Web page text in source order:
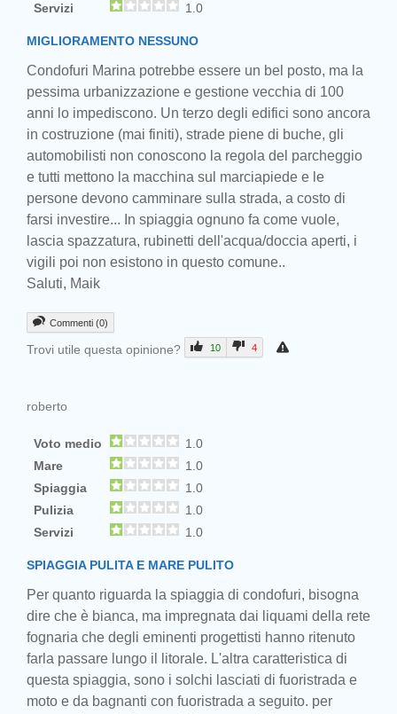
Servizi
1.0
MIGLIORAMENTO NESSUNO
Condofuri Marina potrebbe essere un bel posto, ma la
pessima urbanizzazione e gestione vecchia di 100
anni lo impediscono. Un terzo degli edifici sono ancora
in costruzione (mai finiti), strade piene di buche, gli
automobilisti non conoscono la regola del parcheggio
e tutti mettono la macchina sul marciapiede e le
persone devono camminare sulla strada, a costo di
farsi investire... In spiaggia ognuno fa come vuole,
lascia spazzatura, rubinetti dell'acqua/doccia aperti, i
vigili poi non esistono in questo comune..
Saluti, Maik
Commenti (0)
Trovi utile questa opinione? 10 4
roberto
Voto medio
1.0
Mare
1.0
Spiaggia
1.0
Pulizia
1.0
Servizi
1.0
SPIAGGIA PULITA E MARE PULITO
Per quanto riguarda la spiaggia di condofuri, bisogna
dire che è bianca, ma impregnata dai liquami della rete
fognaria che degli eminenti progettisti hanno ritenuto
farla passare lungo il litorale. L'altra caratteristica di
questa spiaggia, sono i solchi lasciati di fuoristrada e
moto e da bagnanti con fuoristrada a seguito. per